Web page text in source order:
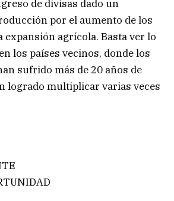
de divisas dado un
por el aumento de los
agrícola. Basta ver lo
los países vecinos, donde los
sufrido más de 20 años de
logrado multiplicar varias veces